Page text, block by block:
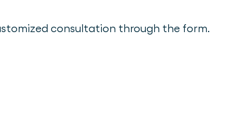
consultation through the form.